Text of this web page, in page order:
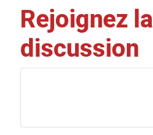
Rejoignez la
discussion